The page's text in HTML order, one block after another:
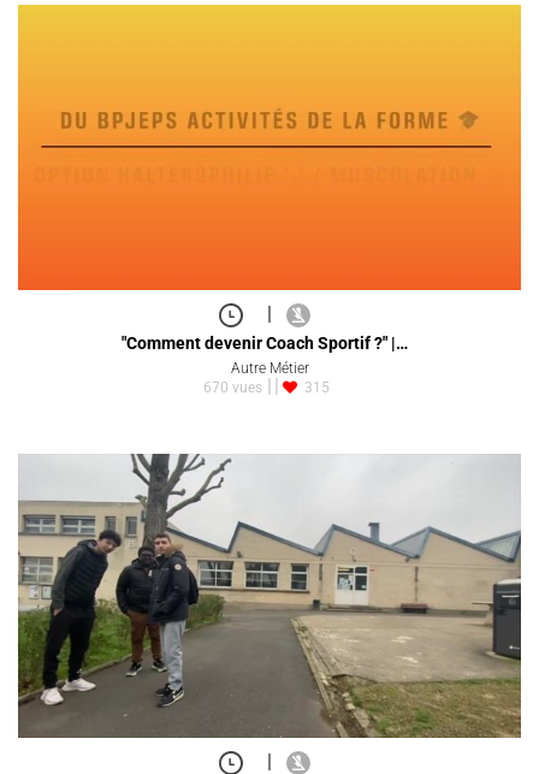
"Comment devenir Coach Sportif ?" |…
Autre Métier
670 vues
315
|